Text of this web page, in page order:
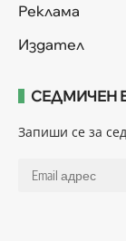
Реклама
Издател
СЕДМИЧЕН
Запиши се за